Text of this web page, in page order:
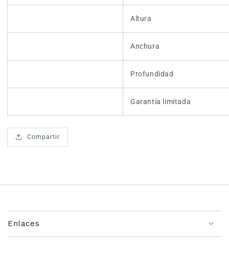
Altura
Anchura
Profundidad
Garantía limitada
Compartir
Enlaces